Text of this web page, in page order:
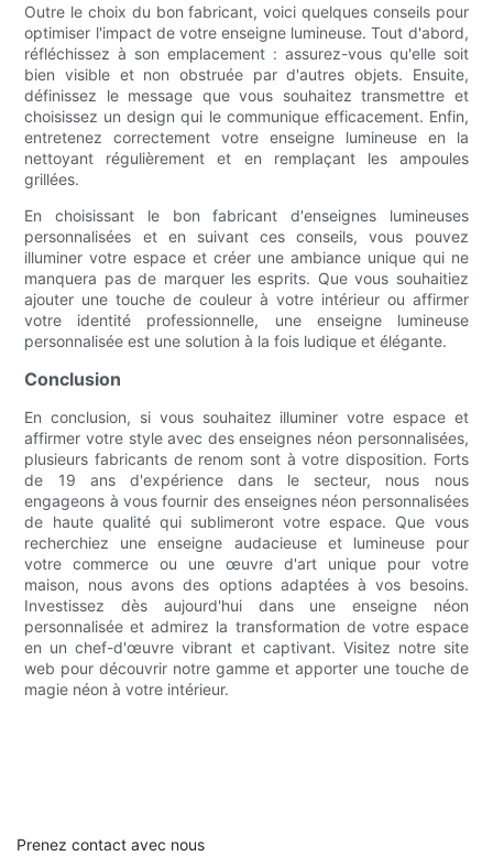
Outre le choix du bon fabricant, voici quelques conseils pour
optimiser l'impact de votre enseigne lumineuse. Tout d'abord,
réfléchissez à son emplacement : assurez-vous qu'elle soit
bien visible et non obstruée par d'autres objets. Ensuite,
définissez le message que vous souhaitez transmettre et
choisissez un design qui le communique efficacement. Enfin,
entretenez correctement votre enseigne lumineuse en la
nettoyant régulièrement et en remplaçant les ampoules
grillées.
En choisissant le bon fabricant d'enseignes lumineuses
personnalisées et en suivant ces conseils, vous pouvez
illuminer votre espace et créer une ambiance unique qui ne
manquera pas de marquer les esprits. Que vous souhaitiez
ajouter une touche de couleur à votre intérieur ou affirmer
votre identité professionnelle, une enseigne lumineuse
personnalisée est une solution à la fois ludique et élégante.
Conclusion
En conclusion, si vous souhaitez illuminer votre espace et
affirmer votre style avec des enseignes néon personnalisées,
plusieurs fabricants de renom sont à votre disposition. Forts
de 19 ans d'expérience dans le secteur, nous nous
engageons à vous fournir des enseignes néon personnalisées
de haute qualité qui sublimeront votre espace. Que vous
recherchiez une enseigne audacieuse et lumineuse pour
votre commerce ou une œuvre d'art unique pour votre
maison, nous avons des options adaptées à vos besoins.
Investissez dès aujourd'hui dans une enseigne néon
personnalisée et admirez la transformation de votre espace
en un chef-d'œuvre vibrant et captivant. Visitez notre site
web pour découvrir notre gamme et apporter une touche de
magie néon à votre intérieur.
Prenez contact avec nous